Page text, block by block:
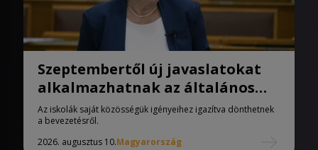
Szeptembertől új javaslatokat
alkalmazhatnak az általános
iskolák
Az iskolák saját közösségük igényeihez igazítva dönthetnek
a bevezetésről.
2026. augusztus 10.Magyarország